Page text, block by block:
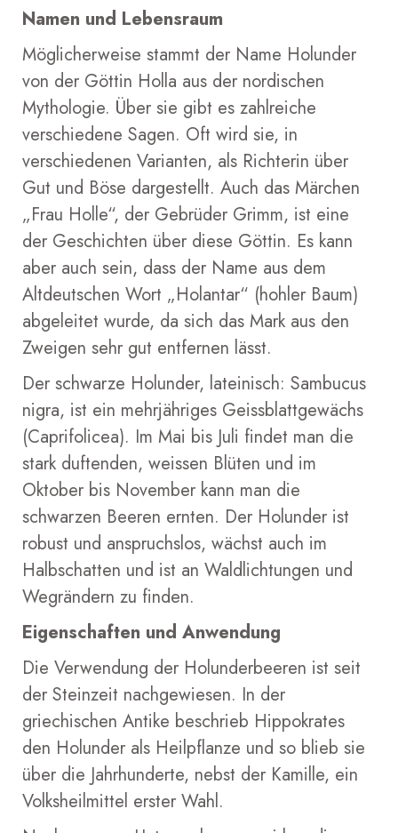
Namen und Lebensraum
Möglicherweise stammt der Name Holunder
von der Göttin Holla aus der nordischen
Mythologie. Über sie gibt es zahlreiche
verschiedene Sagen. Oft wird sie, in
verschiedenen Varianten, als Richterin über
Gut und Böse dargestellt. Auch das Märchen
„Frau Holle“, der Gebrüder Grimm, ist eine
der Geschichten über diese Göttin. Es kann
aber auch sein, dass der Name aus dem
Altdeutschen Wort „Holantar“ (hohler Baum)
abgeleitet wurde, da sich das Mark aus den
Zweigen sehr gut entfernen lässt.
Der schwarze Holunder, lateinisch: Sambucus
nigra, ist ein mehrjähriges Geissblattgewächs
(Caprifolicea). Im Mai bis Juli findet man die
stark duftenden, weissen Blüten und im
Oktober bis November kann man die
schwarzen Beeren ernten. Der Holunder ist
robust und anspruchslos, wächst auch im
Halbschatten und ist an Waldlichtungen und
Wegrändern zu finden.
Eigenschaften und Anwendung
Die Verwendung der Holunderbeeren ist seit
der Steinzeit nachgewiesen. In der
griechischen Antike beschrieb Hippokrates
den Holunder als Heilpflanze und so blieb sie
über die Jahrhunderte, nebst der Kamille, ein
Volksheilmittel erster Wahl.